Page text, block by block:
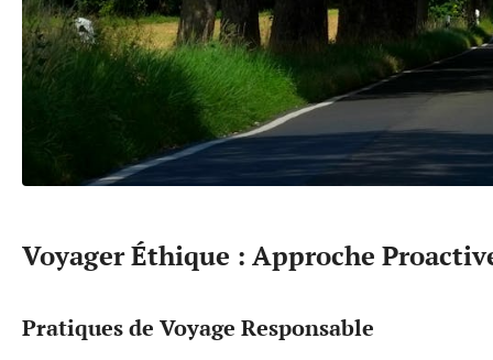
Voyager Éthique : Approche
Pratiques de Voyage Responsable